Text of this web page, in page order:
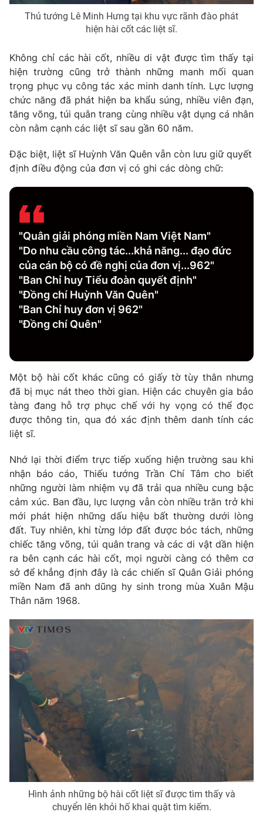
Thủ tướng Lê Minh Hưng tại khu vực rãnh đào phát
hiện hài cốt các liệt sĩ.
Không chỉ các hài cốt, nhiều di vật được tìm thấy tại
hiện trường cũng trở thành những manh mối quan
trọng phục vụ công tác xác minh danh tính. Lực lượng
chức năng đã phát hiện ba khẩu súng, nhiều viên đạn,
tăng võng, túi quân trang cùng nhiều vật dụng cá nhân
còn nằm cạnh các liệt sĩ sau gần 60 năm.
Đặc biệt, liệt sĩ Huỳnh Văn Quên vẫn còn lưu giữ quyết
định điều động của đơn vị có ghi các dòng chữ:
"Quân giải phóng miền Nam Việt Nam"
"Do nhu cầu công tác...khả năng... đạo đức
của cán bộ có đề nghị của đơn vị...962"
"Ban Chỉ huy Tiểu đoàn quyết định"
"Đồng chí Huỳnh Văn Quên"
"Ban Chỉ huy đơn vị 962"
"Đồng chí Quên"
Một bộ hài cốt khác cũng có giấy tờ tùy thân nhưng
đã bị mục nát theo thời gian. Hiện các chuyên gia bảo
tàng đang hỗ trợ phục chế với hy vọng có thể đọc
được thông tin, qua đó xác định thêm danh tính các
liệt sĩ.
Nhớ lại thời điểm trực tiếp xuống hiện trường sau khi
nhận báo cáo, Thiếu tướng Trần Chí Tâm cho biết
những người làm nhiệm vụ đã trải qua nhiều cung bậc
cảm xúc. Ban đầu, lực lượng vẫn còn nhiều trăn trở khi
mới phát hiện những dấu hiệu bất thường dưới lòng
đất. Tuy nhiên, khi từng lớp đất được bóc tách, những
chiếc tăng võng, túi quân trang và các di vật dần hiện
ra bên cạnh các hài cốt, mọi người càng có thêm cơ
sở để khẳng định đây là các chiến sĩ Quân Giải phóng
miền Nam đã anh dũng hy sinh trong mùa Xuân Mậu
Thân năm 1968.
Hình ảnh những bộ hài cốt liệt sĩ được tìm thấy và
chuyển lên khỏi hố khai quật tìm kiếm.